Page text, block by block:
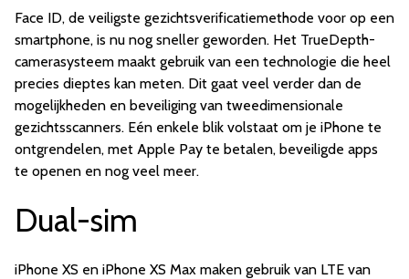
Face ID, de veiligste gezichtsverificatiemethode voor op een
smartphone, is nu nog sneller geworden. Het TrueDepth-
camerasysteem maakt gebruik van een technologie die heel
precies dieptes kan meten. Dit gaat veel verder dan de
mogelijkheden en beveiliging van tweedimensionale
gezichtsscanners. Eén enkele blik volstaat om je iPhone te
ontgrendelen, met Apple Pay te betalen, beveiligde apps
te openen en nog veel meer.
Dual-sim
iPhone XS en iPhone XS Max maken gebruik van LTE van